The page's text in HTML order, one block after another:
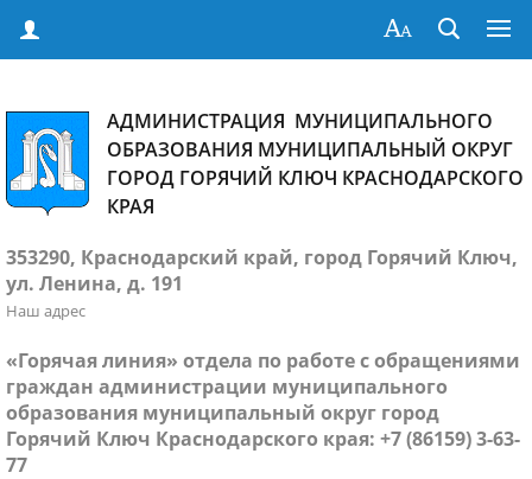
АДМИНИСТРАЦИЯ МУНИЦИПАЛЬНОГО
ОБРАЗОВАНИЯ МУНИЦИПАЛЬНЫЙ ОКРУГ
ГОРОД ГОРЯЧИЙ КЛЮЧ КРАСНОДАРСКОГО
КРАЯ
353290, Краснодарский край, город Горячий Ключ,
ул. Ленина, д. 191
Наш адрес
«Горячая линия» отдела по работе с обращениями
граждан администрации муниципального
образования муниципальный округ город
Горячий Ключ Краснодарского края: +7 (86159) 3-63-
77